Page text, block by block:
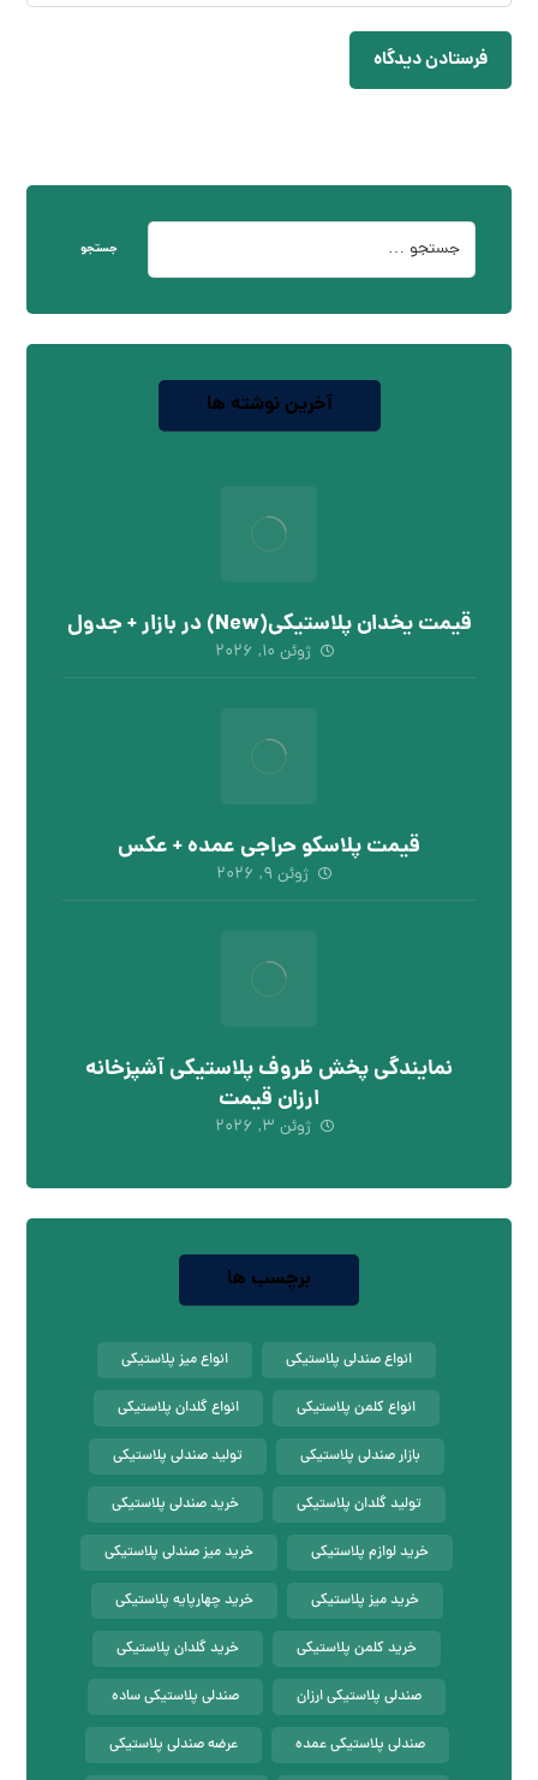
فرستادن دیدگاه
جستجو
آخرین نوشته ها
قیمت یخدان پلاستیکی(New) در بازار + جدول
ژوئن ۱۰, ۲۰۲۶
قیمت پلاسکو حراجی عمده + عکس
ژوئن ۹, ۲۰۲۶
نمایندگی پخش ظروف پلاستیکی آشپزخانه
ارزان قیمت
ژوئن ۳, ۲۰۲۶
برچسب ها
انواع صندلی پلاستیکی انواع میز پلاستیکی
انواع کلمن پلاستیکی انواع گلدان پلاستیکی
بازار صندلی پلاستیکی تولید صندلی پلاستیکی
تولید گلدان پلاستیکی خرید صندلی پلاستیکی
خرید لوازم پلاستیکی خرید میز صندلی پلاستیکی
خرید میز پلاستیکی خرید چهارپایه پلاستیکی
خرید کلمن پلاستیکی خرید گلدان پلاستیکی
صندلی پلاستیکی ارزان صندلی پلاستیکی ساده
صندلی پلاستیکی عمده عرضه صندلی پلاستیکی